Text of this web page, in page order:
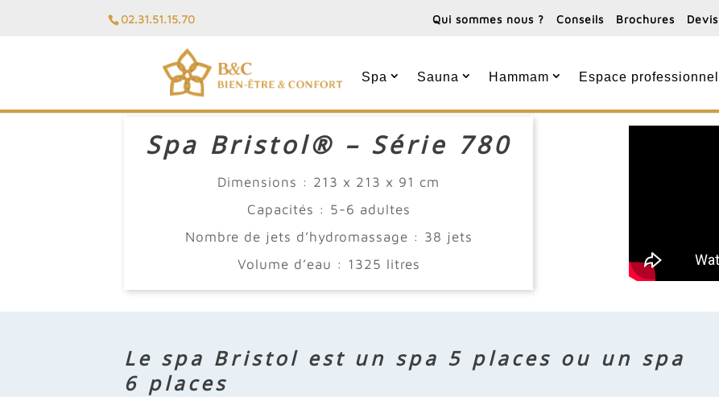
02.31.51.15.70 Qui sommes nous ? Conseils Brochures Devis
Spa Sauna Hammam Espace professionnel
Spa Bristol® – Série 780
Dimensions : 213 x 213 x 91 cm
Capacités : 5-6 adultes
Nombre de jets d’hydromassage : 38 jets
Volume d’eau : 1325 litres
Le spa Bristol est un spa 5 places ou un spa
6 places